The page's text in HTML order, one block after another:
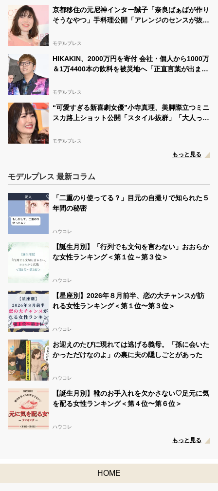
京都移住の元尼神インター誠子「奈良ばぁばが作り
そうなやつ」手料理公開「アレンジのセンスが抜
モデルプレス
HIKAKIN、2000万円を寄付 会社・個人から1000万
＆1万4400本の飲料を被災地へ「正直言葉が出ませ
モデルプレス
“可愛すぎる新喜劇女優”小寺真理、美脚際立つミニ
スカ路上ショット公開「スタイル抜群」「大人っぽ
モデルプレス
もっと見る
モデルプレス 最新コラム
「二重のり使ってる？」目元の自撮りで知られた５
年間の秘密
ハウコレ
【誕生月別】「行列でも文句を言わない」おおらか
な女性ランキング＜第１位～第３位＞
ハウコレ
【星座別】2026年８月前半、恋の大チャンスが訪
れる女性ランキング＜第１位〜第３位＞
ハウコレ
お迎えのたびに現れては逃げる義母。「孫に会いた
かっただけなのよ」の裏に夫の隠しごとがあった
ハウコレ
【誕生月別】靴のお手入れを欠かさない♡足元に気
を配る女性ランキング＜第４位〜第６位＞
ハウコレ
もっと見る
HOME